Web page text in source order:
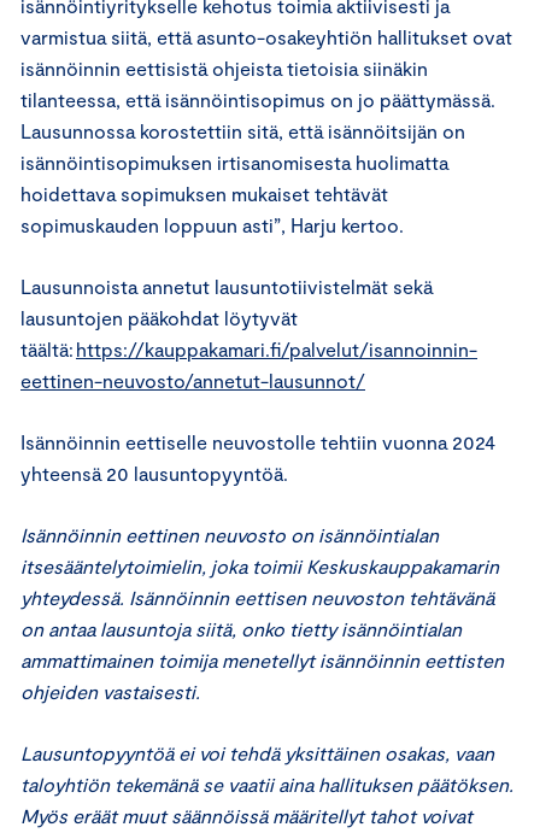
isännöintiyritykselle kehotus toimia aktiivisesti ja
varmistua siitä, että asunto-osakeyhtiön hallitukset ovat
isännöinnin eettisistä ohjeista tietoisia siinäkin
tilanteessa, että isännöintisopimus on jo päättymässä.
Lausunnossa korostettiin sitä, että isännöitsijän on
isännöintisopimuksen irtisanomisesta huolimatta
hoidettava sopimuksen mukaiset tehtävät
sopimuskauden loppuun asti”, Harju kertoo.
Lausunnoista annetut lausuntotiivistelmät sekä
lausuntojen pääkohdat löytyvät
täältä: https://kauppakamari.fi/palvelut/isannoinnin-
eettinen-neuvosto/annetut-lausunnot/
Isännöinnin eettiselle neuvostolle tehtiin vuonna 2024
yhteensä 20 lausuntopyyntöä.
Isännöinnin eettinen neuvosto on isännöintialan
itsesääntelytoimielin, joka toimii Keskuskauppakamarin
yhteydessä. Isännöinnin eettisen neuvoston tehtävänä
on antaa lausuntoja siitä, onko tietty isännöintialan
ammattimainen toimija menetellyt isännöinnin eettisten
ohjeiden vastaisesti.
Lausuntopyyntöä ei voi tehdä yksittäinen osakas, vaan
taloyhtiön tekemänä se vaatii aina hallituksen päätöksen.
Myös eräät muut säännöissä määritellyt tahot voivat